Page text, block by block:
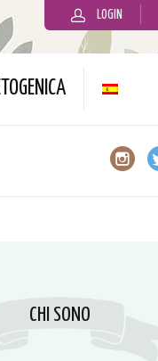
LOGIN
CHI SONO